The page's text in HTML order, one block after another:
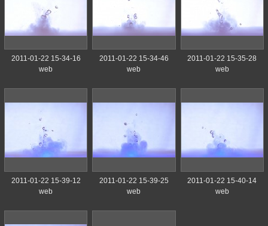
2011-01-22 15-34-16
web
2011-01-22 15-34-46
web
2011-01-22 15-35-28
web
2011-01-22 15-39-12
web
2011-01-22 15-39-25
web
2011-01-22 15-40-14
web